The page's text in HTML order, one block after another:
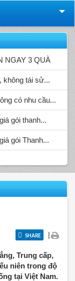
NGAY 3 QUÀ
không tái sử...
có nhu cầu...
gói thanh...
gói Thanh...
SHARE |
Trung cấp,
niên trong độ
tại Việt Nam.